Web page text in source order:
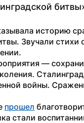
историю
Звучали
—
войны.
прошел
стали